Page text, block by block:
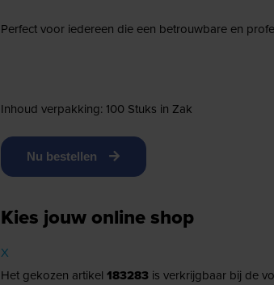
Perfect voor iedereen die een betrouwbare en
Inhoud verpakking: 100 Stuks in Zak
Nu bestellen
Kies jouw online shop
X
Het gekozen artikel 183283is verkrijgbaar bij de